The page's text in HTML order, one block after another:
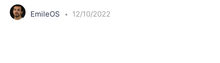
EmileOS 12/10/2022